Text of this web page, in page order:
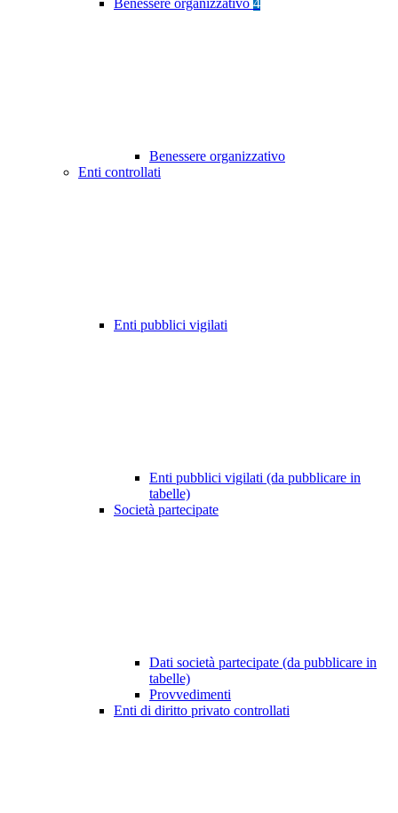
Benessere organizzativo 4
Benessere organizzativo
Enti controllati
Enti pubblici vigilati
Enti pubblici vigilati (da pubblicare in
tabelle)
Società partecipate
Dati società partecipate (da pubblicare in
tabelle)
Provvedimenti
Enti di diritto privato controllati